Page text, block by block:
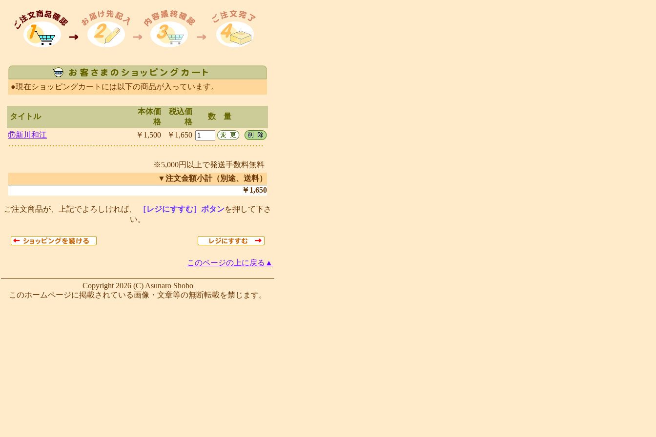
●現在ショッピングカートには以下の商品が入っています。
タイトル
本体価
格
税込価
格
数 量
⑰新川和江 ￥1,500 ￥1,650
※5,000円以上で発送手数料無料
▼注文金額小計（別途、送料）
￥1,650
ご注文商品が、上記でよろしければ、 ［レジにすすむ］ボタンを押して下さ
い。
このページの上に戻る▲
Copyright 2026 (C) Asunaro Shobo
このホームページに掲載されている画像・文章等の無断転載を禁じます。